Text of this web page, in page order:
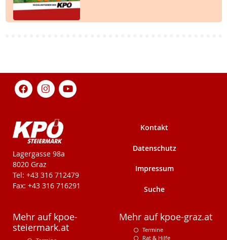
KPÖ-Steiermark
Lagergasse 98a
8020 Graz
Tel: +43 316 712479
Fax: +43 316 716291
Kontakt
Datenschutz
Impressum
Suche
Mehr auf kpoe-
steiermark.at
Mehr auf kpoe-graz.at
Termine
Rat & Hilfe